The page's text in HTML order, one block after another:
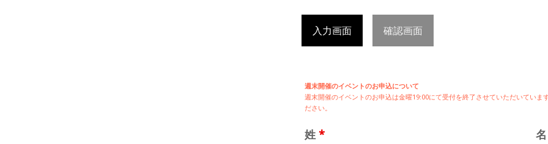
入力画面 確認画面
週末開催のイベントのお申込について
週末開催のイベントのお申込は金曜19:00にて受付を終了させていただいていま
ださい。
姓 *